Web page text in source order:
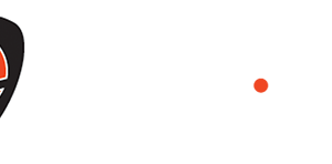
that we provide you the best experience
to browse this website, you accept
help us analyze how the website is used and
To learn more or to find out how
you can access our